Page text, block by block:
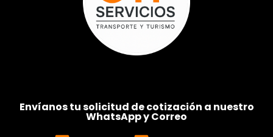
Envíanos tu solicitud de cotización a nuestro
WhatsApp y Correo